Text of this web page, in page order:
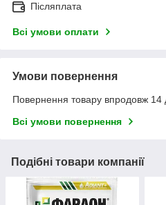
Післяплата
Всі умови оплати
Умови повернення
Повернення товару впродовж 14
Всі умови повернення
Подібні товари компанії